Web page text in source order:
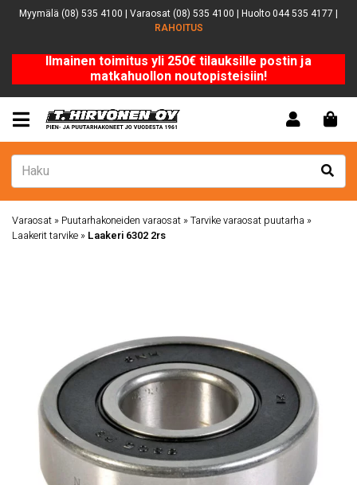
Myymälä (08) 535 4100 | Varaosat (08) 535 4100 | Huolto 044 535 4177 |
RAHOITUS
Ilmainen toimitus yli 250€ tilauksille postin ja
matkahuollon noutopisteisiin!
Varaosat » Puutarhakoneiden varaosat »Tarvike varaosat puutarha »
Laakerit tarvike » Laakeri 6302 2rs